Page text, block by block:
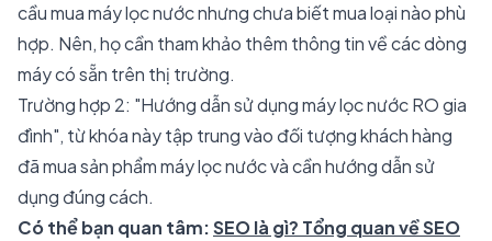
cầu mua máy lọc nước nhưng chưa biết mua loại nào phù
hợp. Nên, họ cần tham khảo thêm thông tin về các dòng
máy có sẵn trên thị trường.
Trường hợp 2: "Hướng dẫn sử dụng máy lọc nước RO gia
đình", từ khóa này tập trung vào đối tượng khách hàng
đã mua sản phẩm máy lọc nước và cần hướng dẫn sử
dụng đúng cách.
Có thể bạn quan tâm:SEO là gì? Tổng quan về SEO